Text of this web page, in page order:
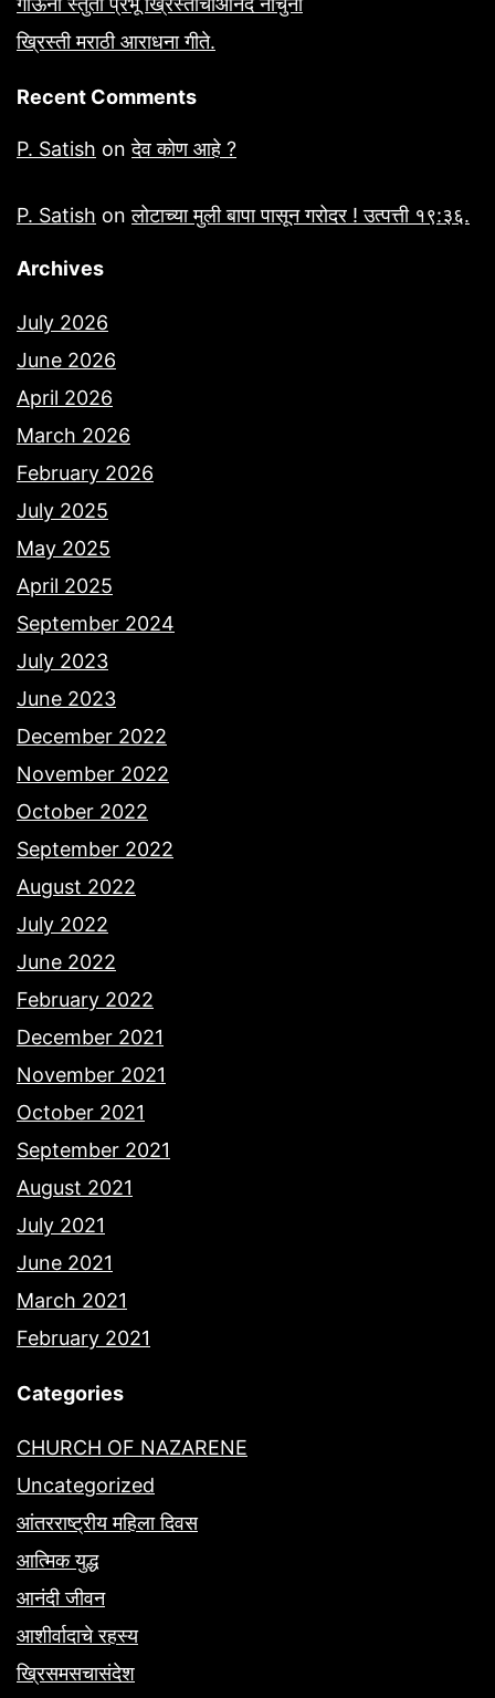
ख्रिस्ती मराठी आराधना गीते.
Recent Comments
P. Satish onदेव कोण आहे ?
P. Satish onलोटाच्या मुली बापा पासून गरोदर ! उत्पत्ती १९:३६.
Archives
July 2026
June 2026
April 2026
March 2026
February 2026
July 2025
May 2025
April 2025
September 2024
July 2023
June 2023
December 2022
November 2022
October 2022
September 2022
August 2022
July 2022
June 2022
February 2022
December 2021
November 2021
October 2021
September 2021
August 2021
July 2021
June 2021
March 2021
February 2021
Categories
CHURCH OF NAZARENE
Uncategorized
आंतरराष्ट्रीय महिला दिवस
आत्मिक युद्ध
आनंदी जीवन
आशीर्वादाचे रहस्य
ख्रिसमसचासंदेश